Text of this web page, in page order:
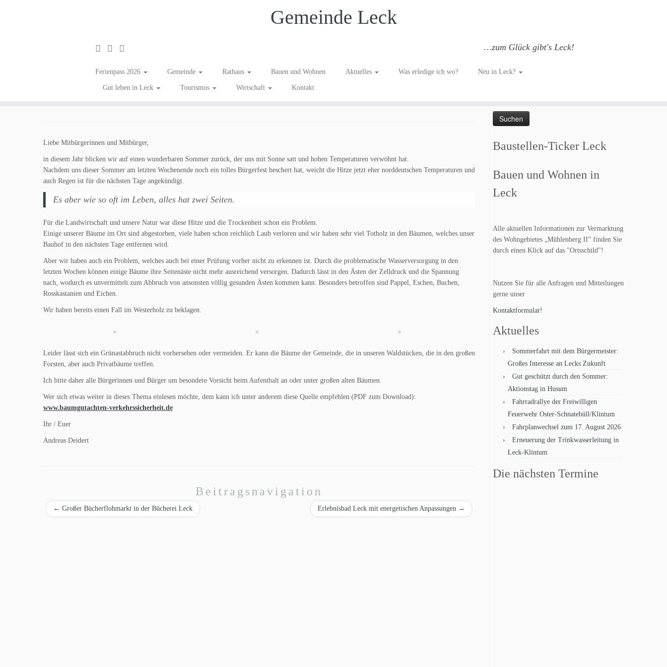
Gemeinde Leck
…zum Glück gibt's Leck!
Ferienpass 2026 Gemeinde Rathaus Bauen und Wohnen Aktuelles Was erledige ich wo? Neu in Leck?
Gut leben in Leck Tourismus Wirtschaft Kontakt
Gefahr von Grünastabbruch – bitte aufpassen!
Liebe Mitbürgerinnen und Mitbürger,
in diesem Jahr blicken wir auf einen wunderbaren Sommer zurück, der uns mit Sonne satt und hohen Temperaturen verwöhnt hat.
Nachdem uns dieser Sommer am letzten Wochenende noch ein tolles Bürgerfest beschert hat, weicht die Hitze jetzt eher norddeutschen Temperaturen und
auch Regen ist für die nächsten Tage angekündigt.
Es aber wie so oft im Leben, alles hat zwei Seiten.
Für die Landwirtschaft und unsere Natur war diese Hitze und die Trockenheit schon ein Problem.
Einige unserer Bäume im Ort sind abgestorben, viele haben schon reichlich Laub verloren und wir haben sehr viel Totholz in den Bäumen, welches unser
Bauhof in den nächsten Tage entfernen wird.
Aber wir haben auch ein Problem, welches auch bei einer Prüfung vorher nicht zu erkennen ist. Durch die problematische Wasserversorgung in den
letzten Wochen können einige Bäume ihre Seitenäste nicht mehr ausreichend versorgen. Dadurch lässt in den Ästen der Zelldruck und die Spannung
nach, wodurch es unvermittelt zum Abbruch von ansonsten völlig gesunden Ästen kommen kann. Besonders betroffen sind Pappel, Eschen, Buchen,
Rosskastanien und Eichen.
Wir haben bereits einen Fall im Westerholz zu beklagen.
Leider lässt sich ein Grünastabbruch nicht vorhersehen oder vermeiden. Er kann die Bäume der Gemeinde, die in unseren Waldstücken, die in den großen
Forsten, aber auch Privatbäume treffen.
Ich bitte daher alle Bürgerinnen und Bürger um besondere Vorsicht beim Aufenthalt an oder unter großen alten Bäumen.
Wer sich etwas weiter in dieses Thema einlesen möchte, dem kann ich unter anderem diese Quelle empfehlen (PDF zum Download):
www.baumgutachten-verkehrssicherheit.de
Ihr / Euer
Andreas Deidert
Beitragsnavigation
← Großer Bücherflohmarkt in der Bücherei Leck Erlebnisbad Leck mit energetischen Anpassungen →
Such dich GLÜCKlich…
Baustellen-Ticker Leck
Bauen und Wohnen in
Leck
Alle aktuellen Informationen zur Vermarktung
des Wohngebietes „Mühlenberg II“ finden Sie
durch einen Klick auf das "Ortsschild"!
Nutzen Sie für alle Anfragen und Mitteilungen
gerne unser
Kontaktformular!
Aktuelles
Sommerfahrt mit dem Bürgermeister:
Großes Interesse an Lecks Zukunft
Gut geschützt durch den Sommer:
Aktionstag in Husum
Fahrradrallye der Freiwilligen
Feuerwehr Oster-Schnatebüll/Klintum
Fahrplanwechsel zum 17. August 2026
Erneuerung der Trinkwasserleitung in
Leck-Klintum
Die nächsten Termine